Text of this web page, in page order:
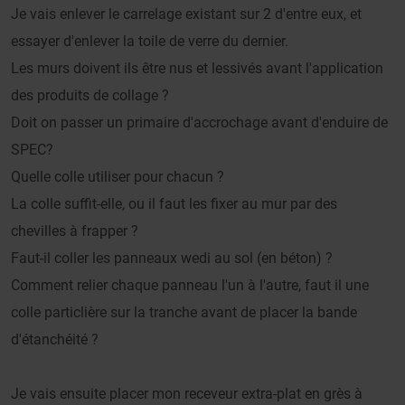
Je vais enlever le carrelage existant sur 2 d'entre eux, et
essayer d'enlever la toile de verre du dernier.
Les murs doivent ils être nus et lessivés avant l'application
des produits de collage ?
Doit on passer un primaire d'accrochage avant d'enduire de
SPEC?
Quelle colle utiliser pour chacun ?
La colle suffit-elle, ou il faut les fixer au mur par des
chevilles à frapper ?
Faut-il coller les panneaux wedi au sol (en béton) ?
Comment relier chaque panneau l'un à l'autre, faut il une
colle particlière sur la tranche avant de placer la bande
d'étanchéité ?
Je vais ensuite placer mon receveur extra-plat en grès à